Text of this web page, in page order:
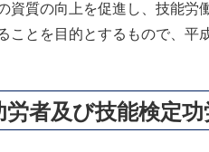
資質の向上を促進し、技能労
ことを目的とするもので、平
労者及び技能検定